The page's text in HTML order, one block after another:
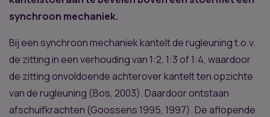
synchroon mechaniek.
Bij een synchroon mechaniek kantelt de rugleuning t.o.v.
de zitting in een verhouding van 1:2, 1:3 of 1:4, waardoor
de zitting onvoldoende achterover kantelt ten opzichte
van de rugleuning (Bos, 2003). Daardoor ontstaan
afschuifkrachten (Goossens 1995, 1997). De aflopende